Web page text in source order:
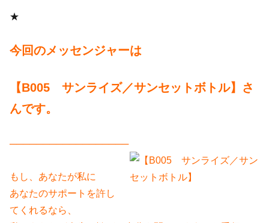
★
今回のメッセンジャーは
【B005 サンライズ／サンセットボトル】さ
んです。
──────────────────
もし、あなたが私に
あなたのサポートを許し
てくれるなら、